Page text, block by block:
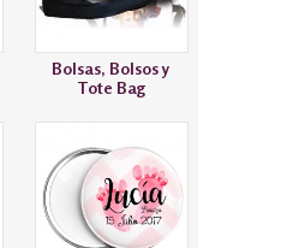
Bolsas, Bolsos y
Tote Bag